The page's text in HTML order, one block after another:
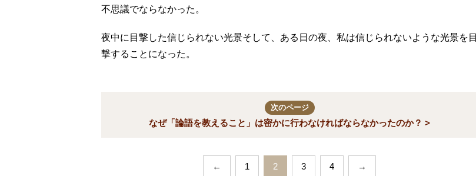
不思議でならなかった。
夜中に目撃した信じられない光景そして、ある日の夜、私は信じられないような光景を目
撃することになった。
次のページ
なぜ「論語を教えること」は密かに行わなければならなかったのか？ >
← 1 2 3 4 →